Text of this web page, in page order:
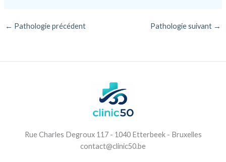
← Pathologie précédent Pathologie suivant →
Rue Charles Degroux 117 - 1040 Etterbeek - Bruxelles
contact@clinic50.be